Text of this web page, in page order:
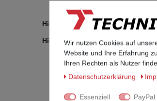
Hinweis: Das Telefon wird vor
Hinweis: Je nach Verfügbarkeit
Wir nutzen Cookies auf
Website und Ihre Erfahrung
Ihren Rechten als Nutzer
Daten­schutz­erklärung
Essenziell PayPal